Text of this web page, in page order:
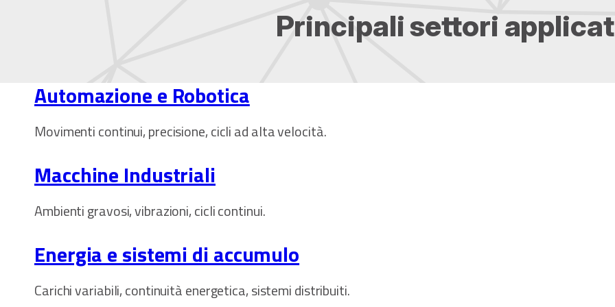
Principali settori
Automazione e Robotica
Movimenti continui, precisione, cicli ad alta velocità.
Macchine Industriali
Ambienti gravosi, vibrazioni, cicli continui.
Energia e sistemi di accumulo
Carichi variabili, continuità energetica, sistemi distribuiti.